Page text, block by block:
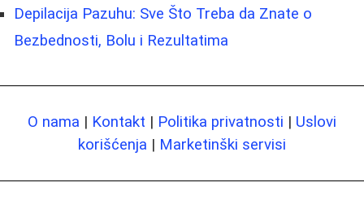
Depilacija Pazuhu: Sve Što Treba da Znate o
Bezbednosti, Bolu i Rezultatima
O nama | Kontakt | Politika privatnosti | Uslovi
korišćenja | Marketinški servisi